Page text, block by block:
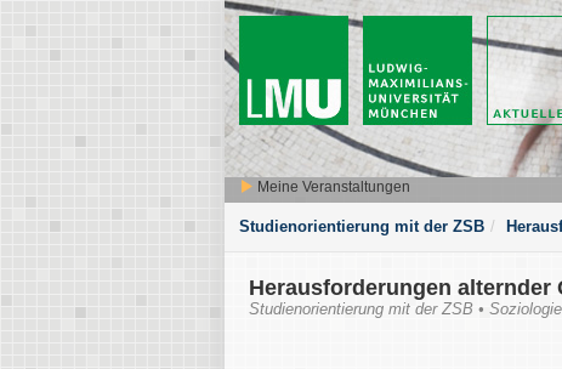
Meine Veranstaltungen
Studienorientierung mit der ZSB
Herausforderungen alternder
Studienorientierung mit der ZSB • Soziologie